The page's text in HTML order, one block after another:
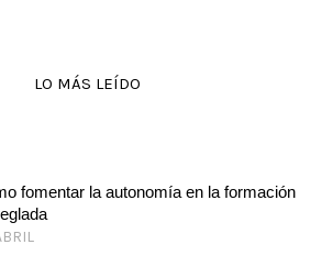
LO MÁS LEÍDO
fomentar la autonomía en la formación